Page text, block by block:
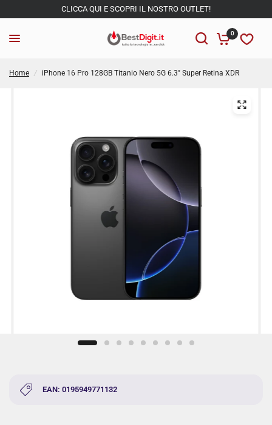
CLICCA QUI E SCOPRI IL NOSTRO OUTLET!
0
Home / iPhone 16 Pro 128GB Titanio Nero 5G 6.3" Super Retina XDR
EAN: 0195949771132